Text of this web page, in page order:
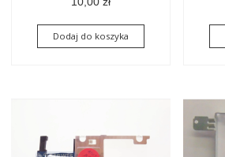
Dodaj do koszyka